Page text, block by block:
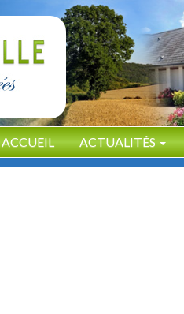
ACCUEIL ACTUALITÉS